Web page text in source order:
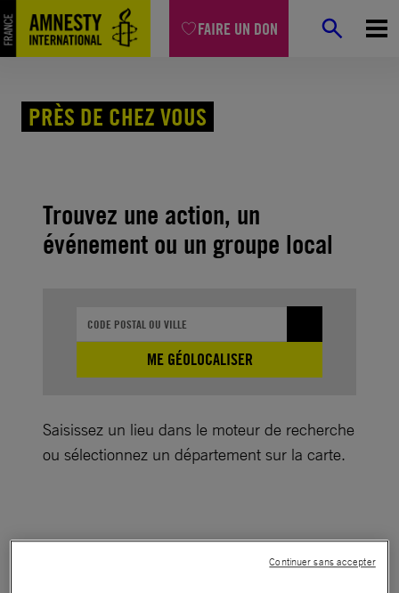
FAIRE UN DON
Aller
au
contenu
PRÈS DE CHEZ VOUS
Trouvez une action, un
événement ou un groupe local
ME GÉOLOCALISER
Saisissez un lieu dans le moteur de recherche
ou sélectionnez un département sur la carte.
Continuer sans accepter